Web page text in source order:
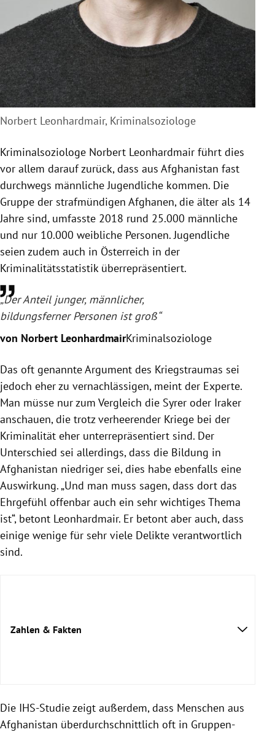
Norbert Leonhardmair, Kriminalsoziologe
Kriminalsoziologe Norbert Leonhardmair führt dies
vor allem darauf zurück, dass aus Afghanistan fast
durchwegs männliche Jugendliche kommen. Die
Gruppe der strafmündigen Afghanen, die älter als 14
Jahre sind, umfasste 2018 rund 25.000 männliche
und nur 10.000 weibliche Personen. Jugendliche
seien zudem auch in Österreich in der
Kriminalitätsstatistik überrepräsentiert.
„Der Anteil junger, männlicher,
bildungsferner Personen ist groß“
von Norbert LeonhardmairKriminalsoziologe
Das oft genannte Argument des Kriegstraumas sei
jedoch eher zu vernachlässigen, meint der Experte.
Man müsse nur zum Vergleich die Syrer oder Iraker
anschauen, die trotz verheerender Kriege bei der
Kriminalität eher unterrepräsentiert sind. Der
Unterschied sei allerdings, dass die Bildung in
Afghanistan niedriger sei, dies habe ebenfalls eine
Auswirkung. „Und man muss sagen, dass dort das
Ehrgefühl offenbar auch ein sehr wichtiges Thema
ist“, betont Leonhardmair. Er betont aber auch, dass
einige wenige für sehr viele Delikte verantwortlich
sind.
Zahlen & Fakten
Die IHS-Studie zeigt außerdem, dass Menschen aus
Afghanistan überdurchschnittlich oft in Gruppen-